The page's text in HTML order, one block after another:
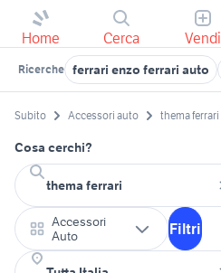
Home Cerca Vendi
Ricerche ferrari enzo ferrari auto
Subito Accessori auto thema ferrari
Cosa cerchi?
Accessori
Auto
Filtri